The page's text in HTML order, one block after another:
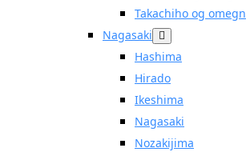
Takachiho og omegn
Nagasaki
Hashima
Hirado
Ikeshima
Nagasaki
Nozakijima